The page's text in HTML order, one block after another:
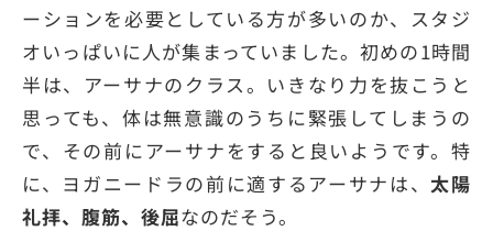
ーションを必要としている方が多いのか、スタジ
オいっぱいに人が集まっていました。初めの1時間
半は、アーサナのクラス。いきなり力を抜こうと
思っても、体は無意識のうちに緊張してしまうの
で、その前にアーサナをすると良いようです。特
に、ヨガニードラの前に適するアーサナは、 太陽
礼拝、腹筋、後屈なのだそう。